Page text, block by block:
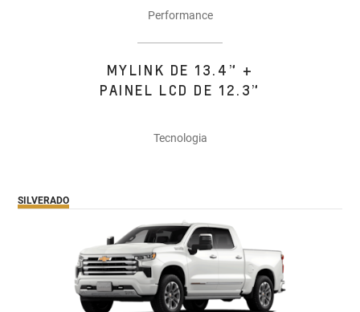
Performance
MYLINK DE 13.4” +
PAINEL LCD DE 12.3”
Tecnologia
SILVERADO